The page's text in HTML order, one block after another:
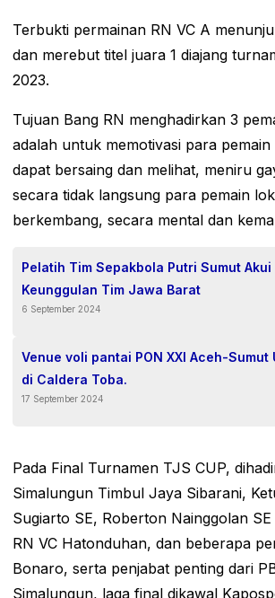
Terbukti permainan RN VC A
dan merebut titel juara 1 diajang
2023.
Tujuan Bang RN menghadirkan 3
adalah untuk memotivasi para
dapat bersaing dan melihat, meniru
secara tidak langsung para pemain
berkembang, secara mental dan
Pelatih Tim Sepakbola Putri Sumut Akui
Keunggulan Tim Jawa Barat
6 September 2024
Venue voli pantai PON XXI Aceh-Sumut
di Caldera Toba.
17 September 2024
Pada Final Turnamen TJS CUP,
Simalungun Timbul Jaya Sibarani,
Sugiarto SE, Roberton Nainggolan
RN VC Hatonduhan, dan beberapa
Bonaro, serta penjabat penting dari
Simalungun, laga final dikawal